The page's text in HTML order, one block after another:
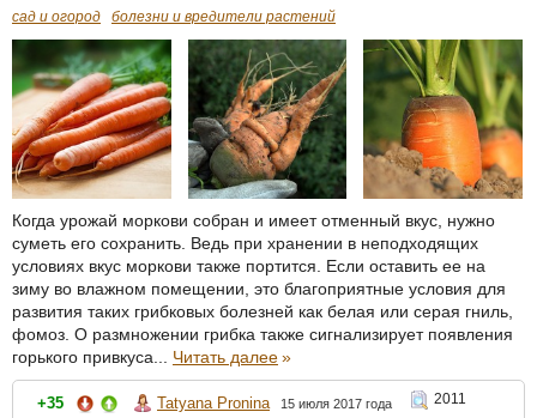
сад и огород болезни и вредители растений
Когда урожай моркови собран и имеет отменный вкус, нужно
суметь его сохранить. Ведь при хранении в неподходящих
условиях вкус моркови также портится. Если оставить ее на
зиму во влажном помещении, это благоприятные условия для
развития таких грибковых болезней как белая или серая гниль,
фомоз. О размножении грибка также сигнализирует появления
горького привкуса... Читать далее»
+35 Tatyana Pronina 15 июля 2017 года
2011